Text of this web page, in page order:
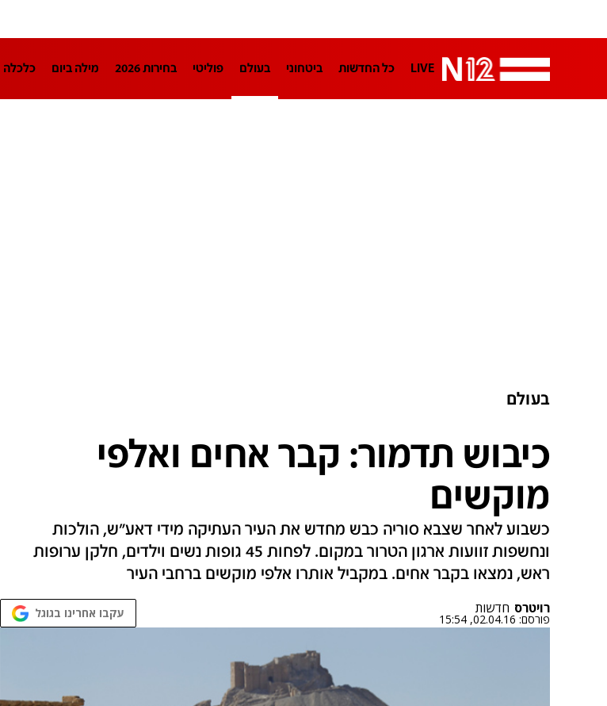
LIVE כל החדשות ביטחוני בעולם פוליטי בחירות 2026 מילה ביום כלכלה
בעולם
כיבוש תדמור: קבר אחים ואלפי
מוקשים
כשבוע לאחר שצבא סוריה כבש מחדש את העיר העתיקה מידי דאע"ש, הולכות
ונחשפות זוועות ארגון הטרור במקום. לפחות 45 גופות נשים וילדים, חלקן ערופות
ראש, נמצאו בקבר אחים. במקביל אותרו אלפי מוקשים ברחבי העיר
רויטרס חדשות
פורסם: 02.04.16, 15:54 עקבו אחרינו בגוגל